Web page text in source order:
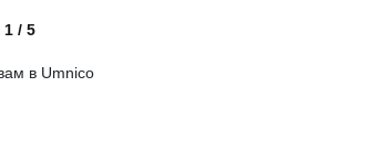
1 / 5
в Umnico